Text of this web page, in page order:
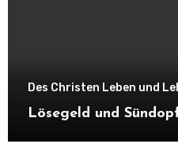
Des Christen Leben und
Lösegeld und